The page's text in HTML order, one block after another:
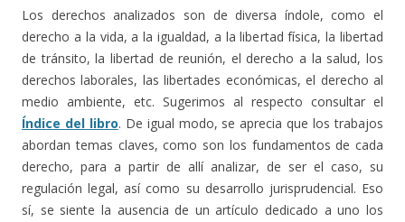
Los derechos analizados son de diversa índole, como el
derecho a la vida, a la igualdad, a la libertad física, la libertad
de tránsito, la libertad de reunión, el derecho a la salud, los
derechos laborales, las libertades económicas, el derecho al
medio ambiente, etc. Sugerimos al respecto consultar el
Índice del libro. De igual modo, se aprecia que los trabajos
abordan temas claves, como son los fundamentos de cada
derecho, para a partir de allí analizar, de ser el caso, su
regulación legal, así como su desarrollo jurisprudencial. Eso
sí, se siente la ausencia de un artículo dedicado a uno los